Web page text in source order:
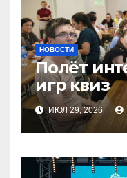
НОВОСТИ
Полёт
игр квиз
ИЮЛ 29, 2026